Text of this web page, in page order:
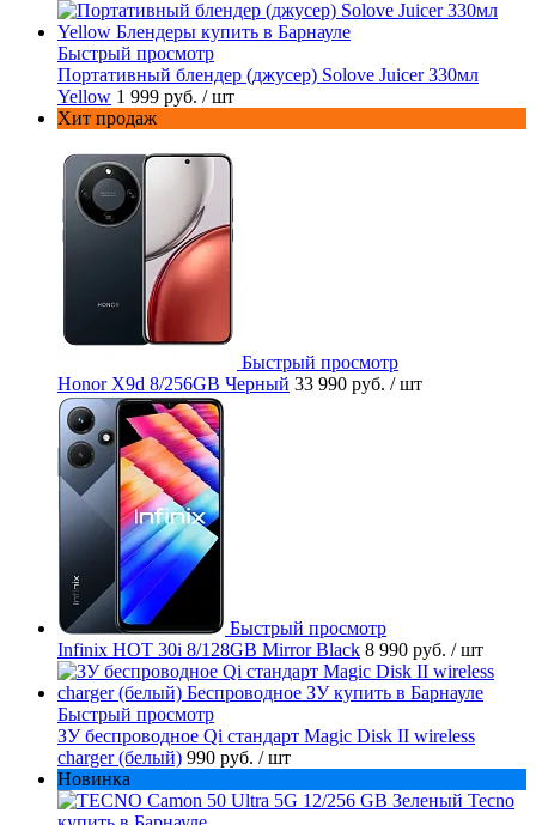
Быстрый просмотр
Портативный блендер (джусер) Solove Juicer 330мл
Yellow 1 999 руб. / шт
Хит продаж
Быстрый просмотр
Honor X9d 8/256GB Черный 33 990 руб. / шт
Быстрый просмотр
Infinix HOT 30i 8/128GB Mirror Black 8 990 руб. / шт
Быстрый просмотр
ЗУ беспроводное Qi стандарт Magic Disk II wireless
charger (белый) 990 руб. / шт
Новинка